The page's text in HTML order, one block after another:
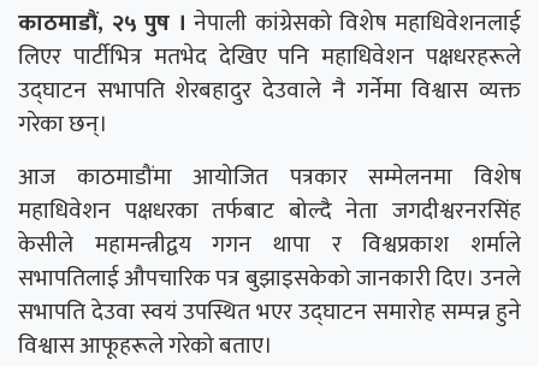
काठमाडौं, २५ पुष । नेपाली कांग्रेसको विशेष महाधिवेशनलाई
लिएर पार्टीभित्र मतभेद देखिए पनि महाधिवेशन पक्षधरहरूले
उद्घाटन सभापति शेरबहादुर देउवाले नै गर्नेमा विश्वास व्यक्त
गरेका छन्।
आज काठमाडौंमा आयोजित पत्रकार सम्मेलनमा विशेष
महाधिवेशन पक्षधरका तर्फबाट बोल्दै नेता जगदीश्वरनरसिंह
केसीले महामन्त्रीद्वय गगन थापा र विश्वप्रकाश शर्माले
सभापतिलाई औपचारिक पत्र बुझाइसकेको जानकारी दिए। उनले
सभापति देउवा स्वयं उपस्थित भएर उद्घाटन समारोह सम्पन्न हुने
विश्वास आफूहरूले गरेको बताए।